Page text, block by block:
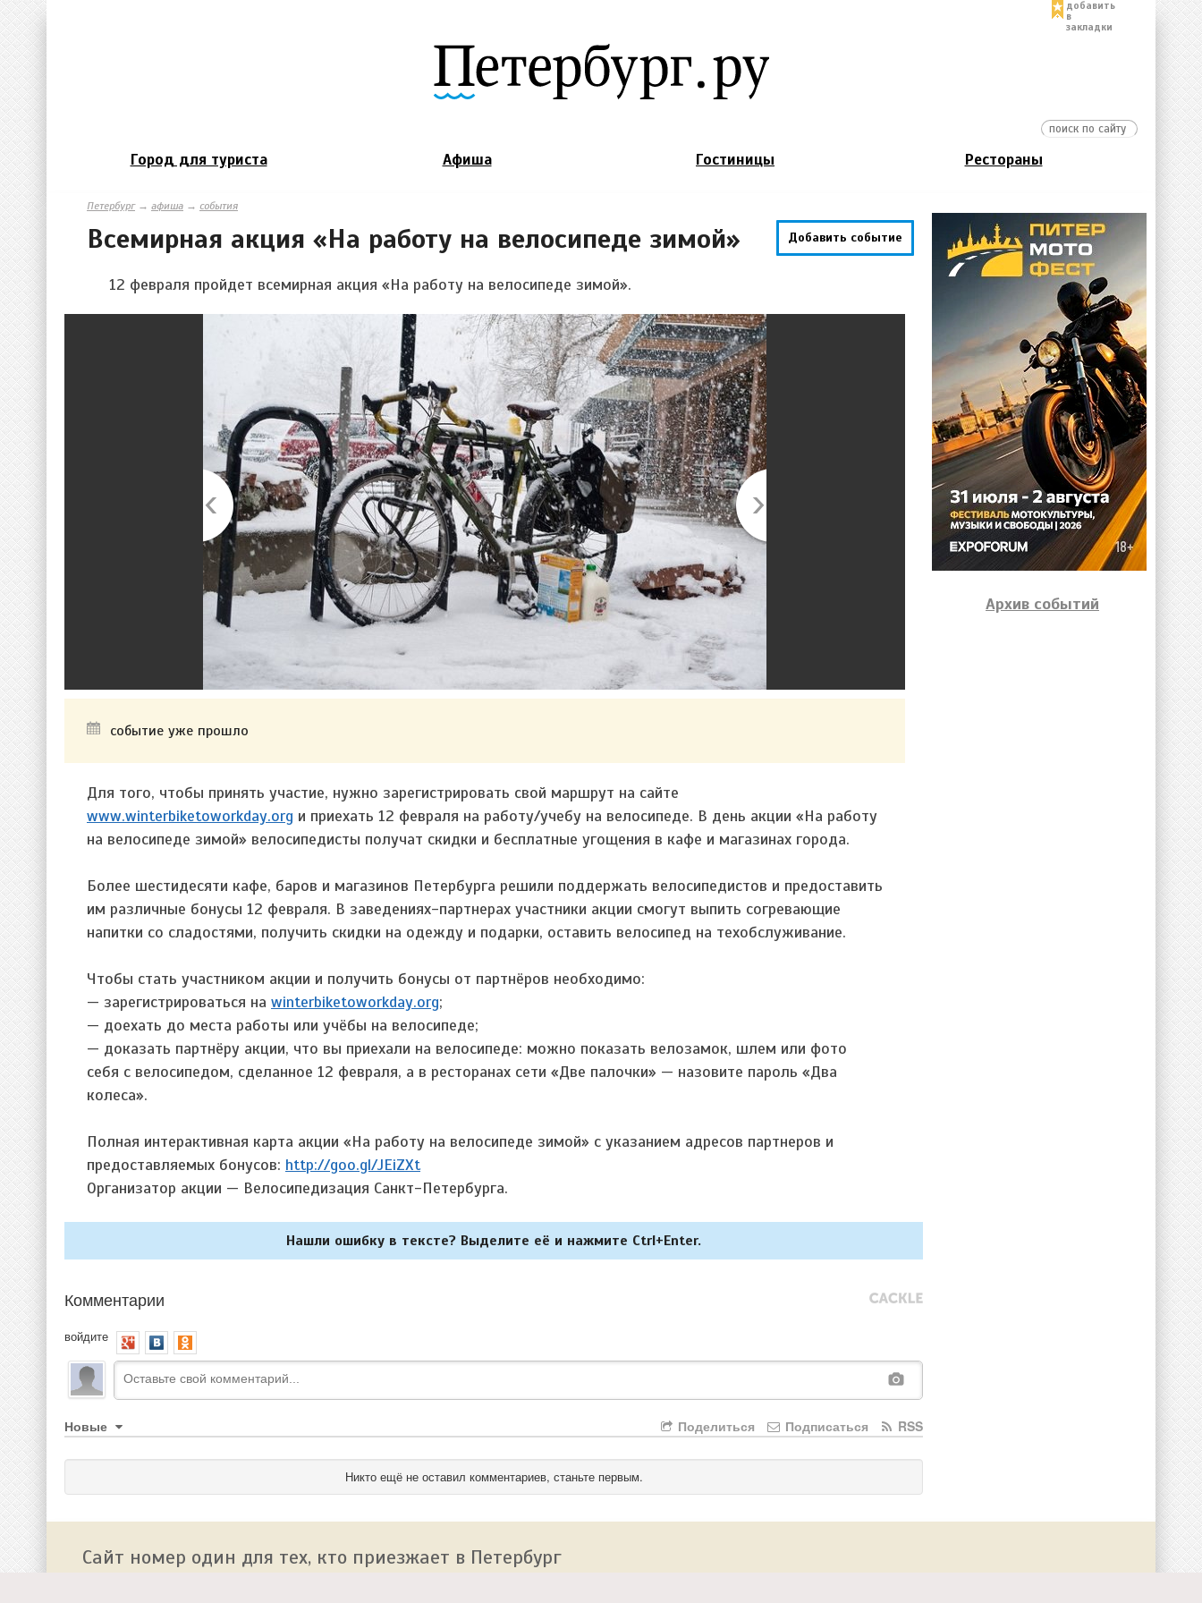
добавить
в
закладки
Город для туриста Афиша Гостиницы Рестораны
Петербург→ афиша → события
Добавить событие
Всемирная акция «На работу на велосипеде зимой»
12 февраля пройдет всемирная акция «На работу на велосипеде зимой».
событие уже прошло
Для того, чтобы принять участие, нужно зарегистрировать свой маршрут на сайте
www.winterbiketoworkday.org и приехать 12 февраля на работу/учебу на велосипеде. В день акции «На работу
на велосипеде зимой» велосипедисты получат скидки и бесплатные угощения в кафе и магазинах города.
Более шестидесяти кафе, баров и магазинов Петербурга решили поддержать велосипедистов и предоставить
им различные бонусы 12 февраля. В заведениях-партнерах участники акции смогут выпить согревающие
напитки со сладостями, получить скидки на одежду и подарки, оставить велосипед на техобслуживание.
Чтобы стать участником акции и получить бонусы от партнёров необходимо:
— зарегистрироваться на winterbiketoworkday.org;
— доехать до места работы или учёбы на велосипеде;
— доказать партнёру акции, что вы приехали на велосипеде: можно показать велозамок, шлем или фото
себя с велосипедом, сделанное 12 февраля, а в ресторанах сети «Две палочки» — назовите пароль «Два
колеса».
Полная интерактивная карта акции «На работу на велосипеде зимой» с указанием адресов партнеров и
предоставляемых бонусов: http://goo.gl/JEiZXt
Организатор акции — Велосипедизация Санкт-Петербурга.
Нашли ошибку в тексте? Выделите её и нажмите Ctrl+Enter.
Комментарии
войдите
Новые RSS
Подписаться
Поделиться
Никто ещё не оставил комментариев, станьте первым.
Архив событий
Сайт номер один для тех, кто приезжает в Петербург